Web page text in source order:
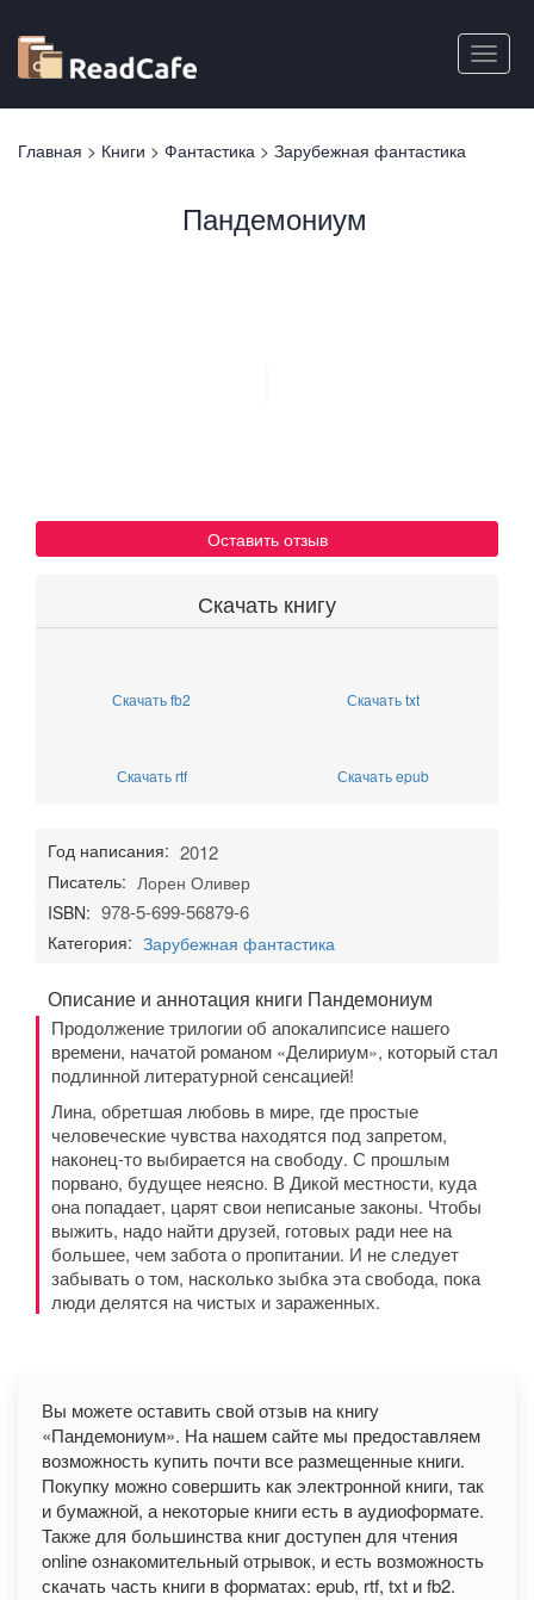
основному
содержанию
Toggle
Вы
Главная > Книги > Фантастика > Зарубежная фантастика
Пандемониум
Оставить отзыв
Скачать книгу
Скачать fb2 Скачать txt
Скачать rtf Скачать epub
Год написания: 2012
Писатель: Лорен Оливер
ISBN: 978-5-699-56879-6
Категория: Зарубежная фантастика
Описание и аннотация книги Пандемониум
Продолжение трилогии об апокалипсисе нашего
времени, начатой романом «Делириум», который стал
подлинной литературной сенсацией!
Лина, обретшая любовь в мире, где простые
человеческие чувства находятся под запретом,
наконец-то выбирается на свободу. С прошлым
порвано, будущее неясно. В Дикой местности, куда
она попадает, царят свои неписаные законы. Чтобы
выжить, надо найти друзей, готовых ради нее на
большее, чем забота о пропитании. И не следует
забывать о том, насколько зыбка эта свобода, пока
люди делятся на чистых и зараженных.
Вы можете оставить свой отзыв на книгу
«Пандемониум». На нашем сайте мы предоставляем
возможность купить почти все размещенные книги.
Покупку можно совершить как электронной книги, так
и бумажной, а некоторые книги есть в аудиоформате.
Также для большинства книг доступен для чтения
online ознакомительный отрывок, и есть возможность
скачать часть книги в форматах: epub, rtf, txt и fb2.